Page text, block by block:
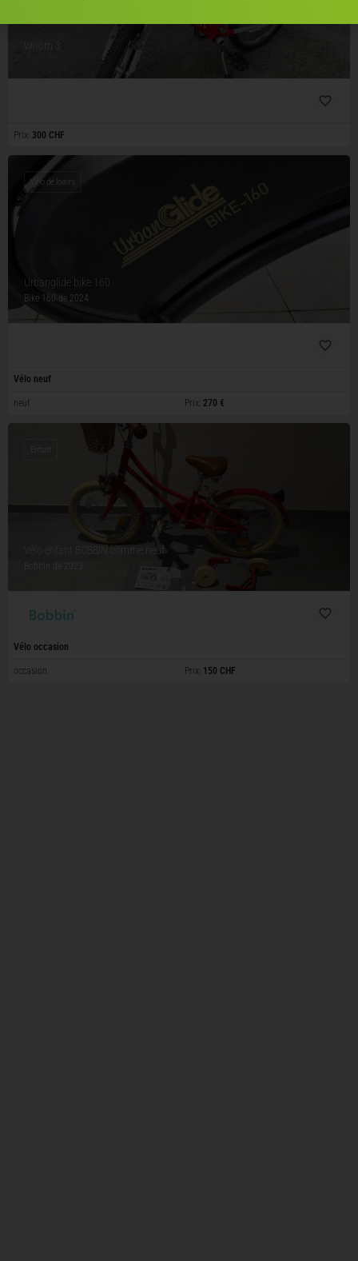
Woom 3
Prix: 300 CHF
Urbanglide bike 160
Bike 160 de 2024
Vélo de loisirs
Vélo neuf
neuf Prix: 270 €
Vélo enfant BOBBIN comme neuf
Bobbin
Enfant
Vélo occasion
occasion Prix: 150 CHF